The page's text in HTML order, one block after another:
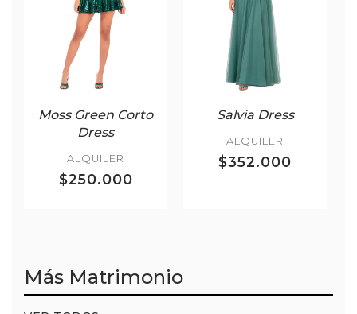
Moss Green Corto
Dress
ALQUILER
$250.000
Salvia Dress
ALQUILER
$352.000
Más Matrimonio